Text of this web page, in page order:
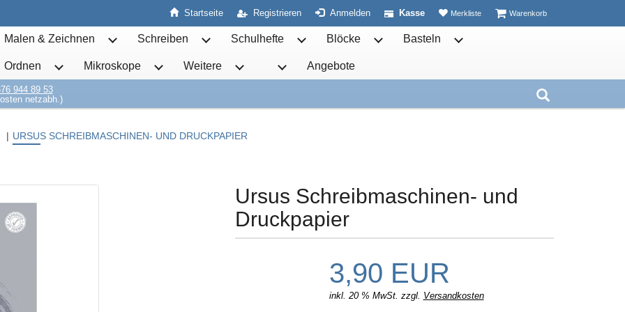
Startseite Registrieren Anmelden Kasse Merklisteist leer Warenkorbist leer
Malen & Zeichnen Untermenü von Malen & Zeichnen öffnen
Schreiben Untermenü von Schreiben öffnen
Schulhefte Untermenü von Schulhefte öffnen
Blöcke Untermenü von Blöcke öffnen
Basteln Untermenü von Basteln öffnen
Ordnen Untermenü von Ordnen öffnen
Mikroskope Untermenü von Mikroskope öffnen
Weitere Untermenü von Weitere öffnen
Angebote
944 89 53
netzabh.)
Suche
URSUS SCHREIBMASCHINEN- UND DRUCKPAPIER
Ursus Schreibmaschinen- und
Druckpapier
3,90 EUR
inkl. 20 % MwSt. zzgl. Versandkosten